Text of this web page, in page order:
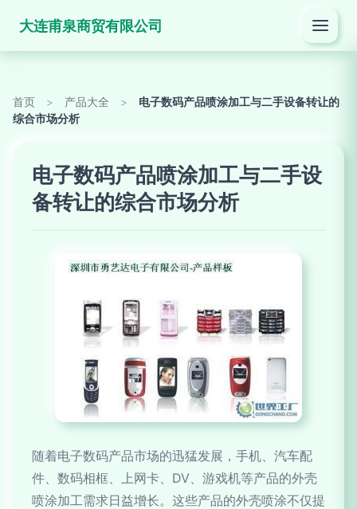
大连甫泉商贸有限公司
首页 > 产品大全 >
电子数码产品喷涂加工与二手设备转让的
综合市场分析
电子数码产品喷涂加工与二手设
备转让的综合市场分析
随着电子数码产品市场的迅猛发展，手机、汽车配
件、数码相框、上网卡、DV、游戏机等产品的外壳
喷涂加工需求日益增长。这些产品的外壳喷涂不仅提